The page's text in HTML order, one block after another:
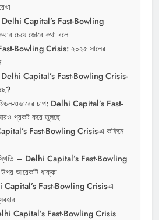
Delhi Capital’s Fast-Bowling
চেয়ে জোরে কথা বলে
Bowling Crisis: ২০২৫ সালের
Delhi Capital’s Fast-Bowling Crisis-
মিডল-ওভারের চাপ: Delhi Capital’s Fast-
প্রকট করে তুলছে
Fast-Bowling Crisis-এ কফিনে
– Delhi Capital’s Fast-Bowling
আরেকটি ধাক্কা
Fast-Bowling Crisis-এ
Capital’s Fast-Bowling Crisis